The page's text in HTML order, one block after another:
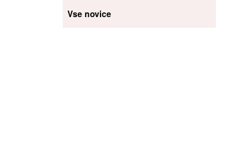
Vse novice